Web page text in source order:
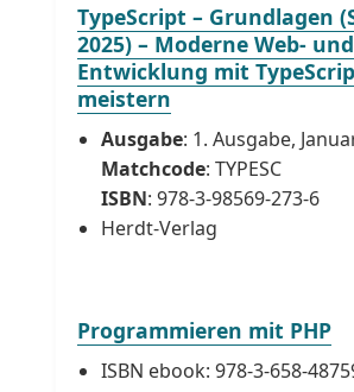
TypeScript – Grundlagen
2025) – Moderne Web-
Entwicklung mit
meistern
Ausgabe: 1. Ausgabe,
Matchcode: TYPESC
ISBN: 978-3-98569-273-6
Herdt-Verlag
Programmieren mit PHP
ISBN ebook: 978-3-658-